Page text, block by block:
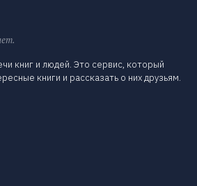
книг и людей. Это сервис, который
книги и рассказать о них друзьям.